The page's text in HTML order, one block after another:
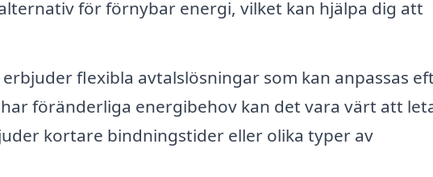
för förnybar energi, vilket kan hjälpa dig att
erbjuder flexibla avtalslösningar som kan anpassas
föränderliga energibehov kan det vara värt att
kortare bindningstider eller olika typer av